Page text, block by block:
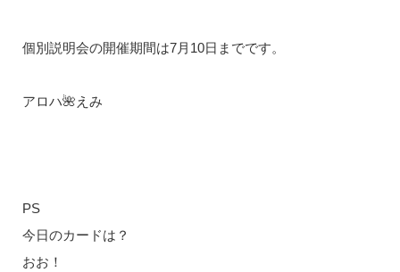
個別説明会の開催期間は7月10日までです。
アロハ🌺えみ
PS
今日のカードは？
おお！